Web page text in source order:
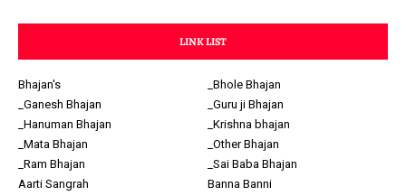
LINK LIST
Bhajan's
_Bhole Bhajan
_Ganesh Bhajan
_Guru ji Bhajan
_Hanuman Bhajan
_Krishna bhajan
_Mata Bhajan
_Other Bhajan
_Ram Bhajan
_Sai Baba Bhajan
Aarti Sangrah
Banna Banni